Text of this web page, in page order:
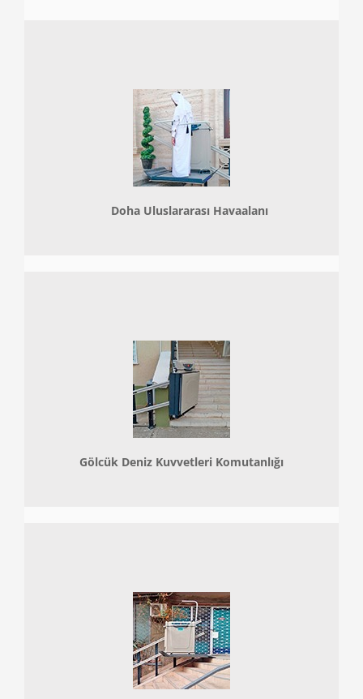
Doha Uluslararası Havaalanı
Gölcük Deniz Kuvvetleri Komutanlığı